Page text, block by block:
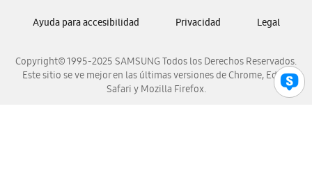
Samsung Venezuela
Copyright© 1995-2025 SAMSUNG Todos los Derechos Reservados.
Este sitio se ve mejor en las últimas versiones de Chrome, Edge,
Safari y Mozilla Firefox.
Ayuda para accesibilidad Privacidad Legal